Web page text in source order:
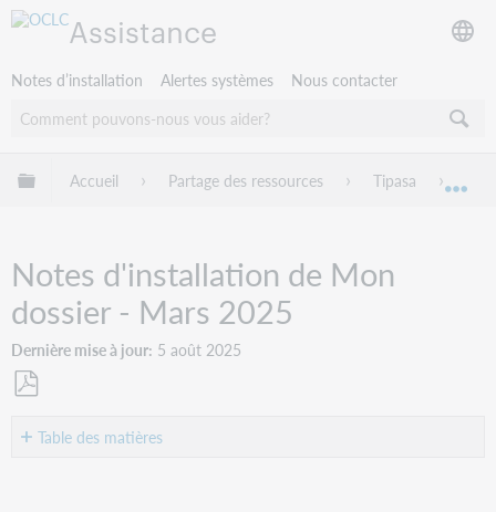
Assistance
Notes d’installation Alertes systèmes Nous contacter
Développer/réduire la hiérarchie globale
Accueil Partage des ressources Tipasa
Notes d'installation de Mon
dossier - Mars 2025
Dernière mise à jour 5 août 2025
en Table des matières